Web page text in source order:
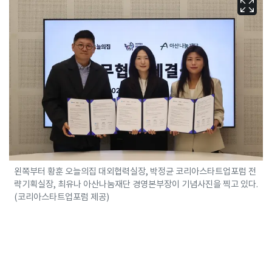
왼쪽부터 황훈 오늘의집 대외협력실장, 박정균 코리아스타트업포럼 전
략기획실장, 최유나 아산나눔재단 경영본부장이 기념사진을 찍고 있다.
(코리아스타트업포럼 제공)